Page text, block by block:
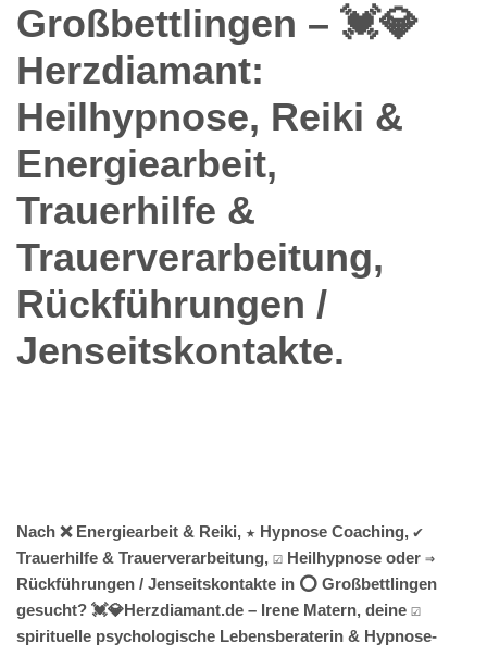
Großbettlingen – 💓️💎
Herzdiamant:
Heilhypnose, Reiki &
Energiearbeit,
Trauerhilfe &
Trauerverarbeitung,
Rückführungen /
Jenseitskontakte.
Nach ❌ Energiearbeit & Reiki, ★ Hypnose Coaching, ✔️
Trauerhilfe & Trauerverarbeitung, ☑️ Heilhypnose oder ⇒
Rückführungen / Jenseitskontakte in ⭕ Großbettlingen
gesucht? 💓️💎Herzdiamant.de – Irene Matern, deine ☑️
spirituelle psychologische Lebensberaterin & Hypnose-